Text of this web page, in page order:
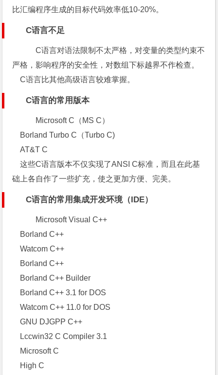
比汇编程序生成的目标代码效率低10-20%。
C语言不足
C语言对语法限制不太严格，对变量的类型约束不
严格，影响程序的安全性，对数组下标越界不作检查。
C语言比其他高级语言较难掌握。
C语言的常用版本
Microsoft C（MS C）
Borland Turbo C（Turbo C)
AT&T C
这些C语言版本不仅实现了ANSI C标准，而且在此基
础上各自作了一些扩充，使之更加方便、完美。
C语言的常用集成开发环境（IDE）
Microsoft Visual C++
Borland C++
Watcom C++
Borland C++
Borland C++ Builder
Borland C++ 3.1 for DOS
Watcom C++ 11.0 for DOS
GNU DJGPP C++
Lccwin32 C Compiler 3.1
Microsoft C
High C